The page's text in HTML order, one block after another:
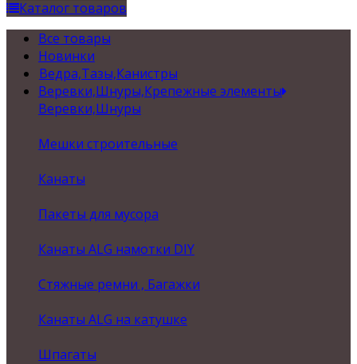
Каталог товаров
Все товары
Новинки
Ведра,Тазы,Канистры
Веревки,Шнуры,Крепежные элементы
Веревки,Шнуры
Мешки строительные
Канаты
Пакеты для мусора
Канаты ALG намотки DIY
Стяжные ремни , Багажки
Канаты ALG на катушке
Шпагаты